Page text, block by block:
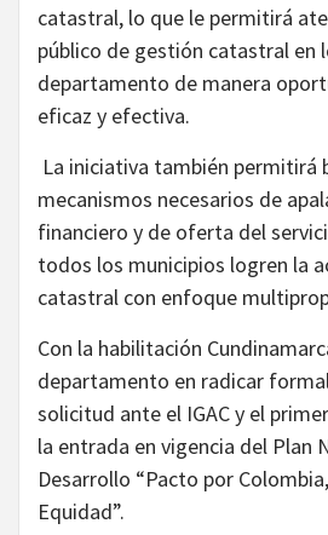
catastral, lo que le permitirá
público de gestión catastral en
departamento de manera
eficaz y efectiva.
La iniciativa también permitirá
mecanismos necesarios de
financiero y de oferta del
todos los municipios logren la
catastral con enfoque
Con la habilitación
departamento en radicar
solicitud ante el IGAC y el
la entrada en vigencia del Plan
Desarrollo “Pacto por
Equidad”.